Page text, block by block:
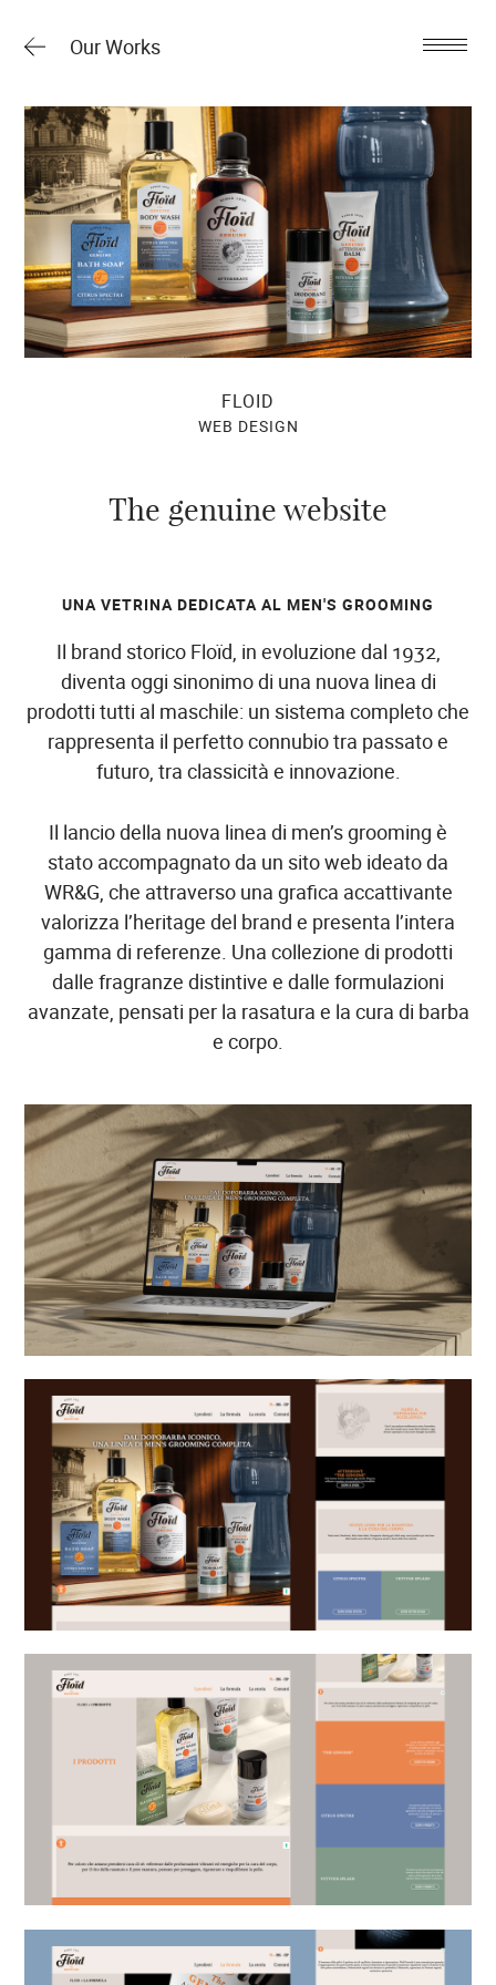
Our Works
FLOID
The genuine website
WEB DESIGN
UNA VETRINA DEDICATA AL MEN'S GROOMING
Il brand storico Floïd, in evoluzione dal 1932,
diventa oggi sinonimo di una nuova linea di
prodotti tutti al maschile: un sistema completo che
rappresenta il perfetto connubio tra passato e
futuro, tra classicità e innovazione.
Il lancio della nuova linea di men’s grooming è
stato accompagnato da un sito web ideato da
WR&G, che attraverso una grafica accattivante
valorizza l’heritage del brand e presenta l’intera
gamma di referenze. Una collezione di prodotti
dalle fragranze distintive e dalle formulazioni
avanzate, pensati per la rasatura e la cura di barba
e corpo.